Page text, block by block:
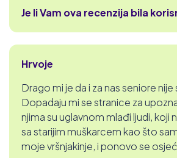
Je li Vam ova recenzija bila
Hrvoje
Drago mi je da i za nas seniore
Dopadaju mi se stranice za
njima su uglavnom mlađi ljudi, koji
sa starijim muškarcem kao što
moje vršnjakinje, i ponovo se